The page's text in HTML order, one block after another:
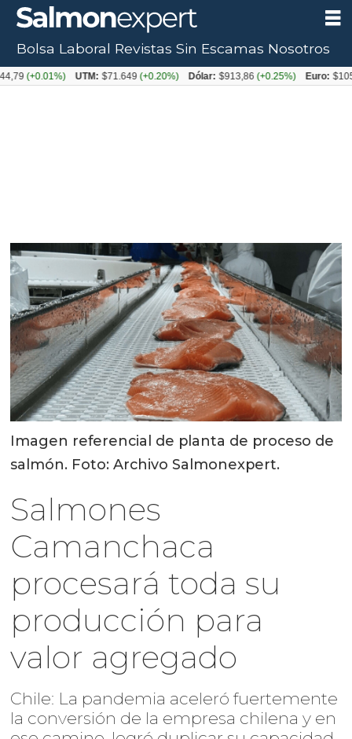
Imagen referencial de planta de proceso de
salmón. Foto: Archivo Salmonexpert.
Salmones
Camanchaca
procesará toda su
producción para
valor agregado
Chile: La pandemia aceleró fuertemente
la conversión de la empresa chilena y en
Bolsa Laboral Revistas Sin Escamas Nosotros
UTM: $71.649 (+0.20%) Dólar: $913,86 (+0.25%) Euro: $1053,08(-